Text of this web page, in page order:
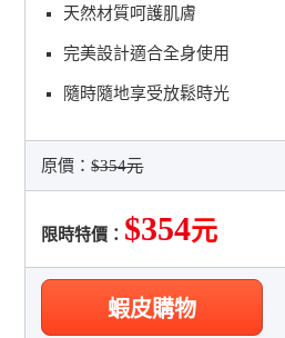
天然材質呵護肌膚
完美設計適合全身使用
隨時隨地享受放鬆時光
原價：$354元
限時特價： $354元
蝦皮購物